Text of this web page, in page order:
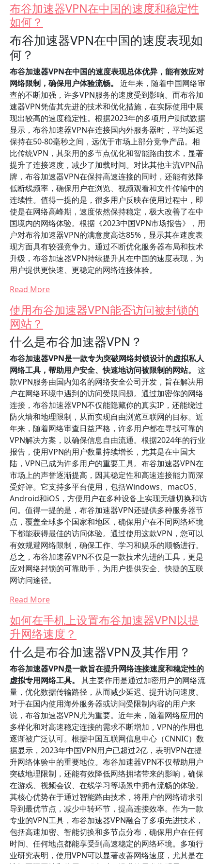
布谷加速器VPN在中国的速度和稳定性
如何？
布谷加速器VPN在中国的速度表现如
何？
布谷加速器VPN在中国的速度表现总体优异，能有效应对
网络限制，确保用户体验流畅。
近年来，随着中国网络审
查的不断加强，许多VPN服务的速度受到影响。而布谷加
速器VPN凭借其先进的技术和优化措施，在实际使用中展
现出较高的速度稳定性。根据2023年的多项用户测试数据
显示，布谷加速器VPN在连接国内外服务器时，平均延迟
保持在50-80毫秒之间，远优于市场上部分竞争产品。相
比传统VPN，其采用的多节点优化和智能路由技术，显著
提升了连接速度，减少了加载时间。对比其他主流VPN品
牌，布谷加速器VPN在保持高速连接的同时，还能有效降
低断线频率，确保用户在浏览、视频观看和文件传输中的
连续性。值得一提的是，很多用户反映在使用过程中，即
使是在网络高峰期，速度依然保持稳定，极大改善了在中
国境内的网络体验。根据《2023中国VPN市场报告》，用
户对布谷加速器VPN的满意度高达85%，显示其在速度表
现方面具有较强竞争力。通过不断优化服务器布局和技术
升级，布谷加速器VPN持续提升其在中国的速度表现，为
用户提供更快速、更稳定的网络连接体验。
Read More
使用布谷加速器VPN能否访问被封锁的
网站？
什么是布谷加速器VPN？
布谷加速器VPN是一款专为突破网络封锁设计的虚拟私人
网络工具，帮助用户安全、快速地访问被限制的网站。
这
款VPN服务由国内知名的网络安全公司开发，旨在解决用
户在网络环境中遇到的访问受限问题。通过加密你的网络
连接，布谷加速器VPN不仅能隐藏你的真实IP，还能绕过
防火墙和地理限制，从而实现自由浏览互联网的目标。近
年来，随着网络审查日益严格，许多用户都在寻找可靠的
VPN解决方案，以确保信息自由流通。根据2024年的行业
报告，使用VPN的用户数量持续增长，尤其是在中国大
陆，VPN已成为许多用户的重要工具。布谷加速器VPN在
市场上的声誉逐渐提高，因其稳定性和高速连接能力而深
受好评。它支持多平台使用，包括Windows、macOS、
Android和iOS，方便用户在多种设备上实现无缝切换和访
问。值得一提的是，布谷加速器VPN还提供多种服务器节
点，覆盖全球多个国家和地区，确保用户在不同网络环境
下都能获得最佳的访问体验。通过使用这款VPN，您可以
有效规避网络限制，确保工作、学习和娱乐的顺畅进行。
总之，布谷加速器VPN不仅是一款技术先进的工具，更是
应对网络封锁的可靠助手，为用户提供安全、快捷的互联
网访问途径。
Read More
如何在手机上设置布谷加速器VPN以提
升网络速度？
什么是布谷加速器VPN及其作用？
布谷加速器VPN是一款旨在提升网络连接速度和稳定性的
虚拟专用网络工具。
其主要作用是通过加密用户的网络流
量，优化数据传输路径，从而减少延迟、提升访问速度。
对于在国内使用海外服务器或访问受限制内容的用户来
说，布谷加速器VPN尤为重要。近年来，随着网络应用的
多样化和对高速稳定连接的需求不断增加，VPN的作用也
逐渐被广泛认可。根据中国互联网信息中心（CNNIC）数
据显示，2023年中国VPN用户已超过2亿，表明VPN在提
升网络体验中的重要地位。布谷加速器VPN不仅帮助用户
突破地理限制，还能有效降低网络拥堵带来的影响，确保
在游戏、视频会议、在线学习等场景中拥有流畅的体验。
其核心优势在于通过智能路由技术，将用户的网络请求引
导到最优节点，减少中转环节，提高连接效率。作为一款
专业的VPN工具，布谷加速器VPN融合了多项先进技术，
包括高速加密、智能切换和多节点分布，确保用户在任何
时间、任何地点都能享受到高速稳定的网络环境。多项行
业研究表明，使用VPN可以显著改善网络速度，尤其是在